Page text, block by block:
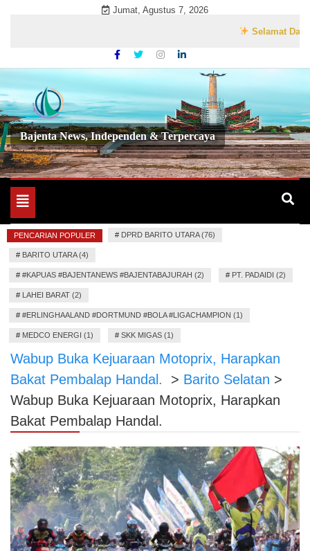
Jumat, Agustus 7, 2026
Selamat Datang
Bajenta News, Independen & Terpercaya
Toggle
navigation
PENCARIAN POPULER # DPRD BARITO UTARA (76)
# BARITO UTARA (4)
# #KAPUAS #BAJENTANEWS #BAJENTABAJURAH (2) # PT. PADAIDI (2)
# LAHEI BARAT (2)
# #ERLINGHAALAND #DORTMUND #BOLA #LIGACHAMPION (1)
# MEDCO ENERGI (1) # SKK MIGAS (1)
Wabup Buka Kejuaraan Motoprix, Harapkan
Bakat Pembalap Handal.
> Barito Selatan >
Wabup Buka Kejuaraan Motoprix, Harapkan
Bakat Pembalap Handal.